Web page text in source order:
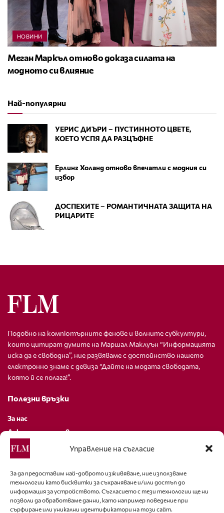
Управление на съгласие
За да предоставим най-доброто изживяване, ние използваме
технологии като бисквитки за съхраняване и/или достъп до
информация за устройството. Съгласието с тези технологии ще ни
позволи да обработваме данни, като например поведение при
сърфиране или уникални идентификатори на този сайт.
НОВИНИ
Меган Маркъл отново доказа силата на
модното си влияние
Най-популярни
УЕРИС ДИЪРИ – ПУСТИННОТО ЦВЕТЕ,
КОЕТО УСПЯ ДА РАЗЦЪФНЕ
Ерлинг Холанд отново впечатли с модния си
избор
ДОСПЕХИТЕ – РОМАНТИЧНАТА ЗАЩИТА НА
РИЦАРИТЕ
Подобно на компютърните фенове и волните субкултури,
които цитират думите на Маршал Маклуън “Информацията
иска да е свободна”, ние развяваме с достойнство нашето
електронно знаме с девиза “Дайте на модата свободата,
която й се полага!”.
Полезни връзки
За нас
Декларация за поверителност
Политика за бисквитки
За контакти
editor@fashion-lifestyle.net
+359 88 227 33 47